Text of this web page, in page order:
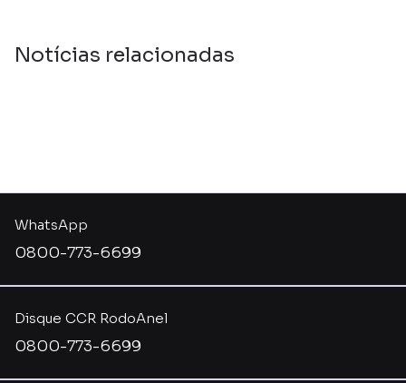
Notícias relacionadas
Disque CCR RodoAnel
0800-773-6699
WhatsApp
0800-773-6699